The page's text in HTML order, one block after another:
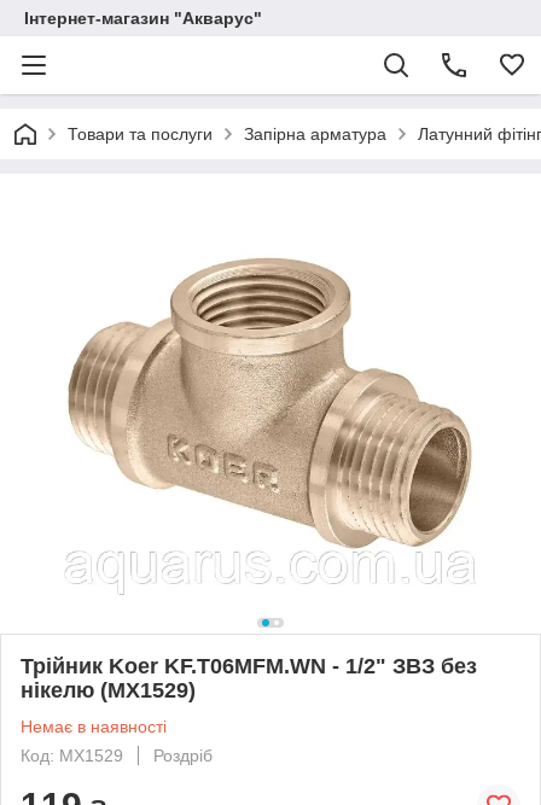
Інтернет-магазин "Акварус"
Товари та послуги Запірна арматура Латунний
Трійник Koer KF.T06MFM.WN - 1/2" ЗВЗ без
нікелю (MX1529)
Немає в наявності
Код: MX1529
Роздріб